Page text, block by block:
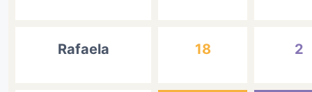
Rafaela 18 2